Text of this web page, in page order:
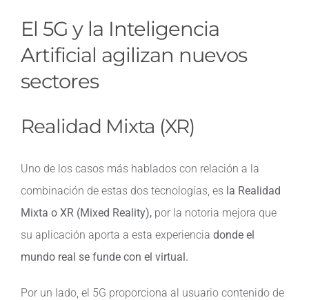
El 5G y la Inteligencia
Artificial agilizan nuevos
sectores
Realidad Mixta (XR)
Uno de los casos más hablados con relación a la
combinación de estas dos tecnologías, es la Realidad
Mixta o XR (Mixed Reality), por la notoria mejora que
su aplicación aporta a esta experiencia donde el
mundo real se funde con el virtual.
Por un lado, el 5G proporciona al usuario contenido de